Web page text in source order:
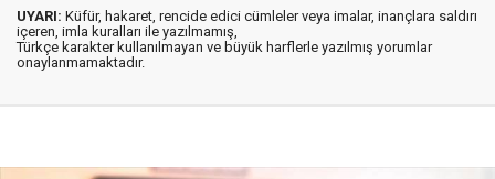
UYARI: Küfür, hakaret, rencide edici cümleler veya imalar, inançlara saldırı
içeren, imla kuralları ile yazılmamış,
Türkçe karakter kullanılmayan ve büyük harflerle yazılmış yorumlar
onaylanmamaktadır.